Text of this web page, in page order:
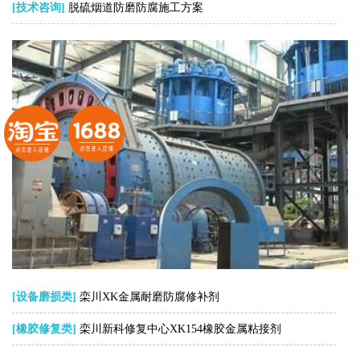
[技术咨询] 脱硫烟道防磨防腐施工方案
[设备磨损类] 栾川XK金属耐磨防腐修补剂
[橡胶修复类] 栾川新科修复中心XK154橡胶金属粘接剂